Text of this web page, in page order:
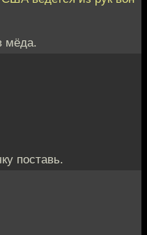
мёда.
поставь.